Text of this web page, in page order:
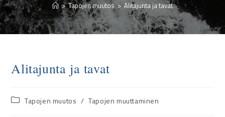
> Tapojen muutos > Alitajunta ja tavat
Alitajunta ja tavat
Tapojen muutos / Tapojen muuttaminen